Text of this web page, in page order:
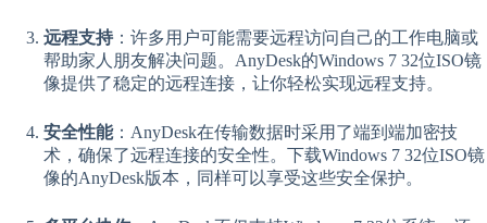
远程支持：许多用户可能需要远程访问自己的工作电脑或
帮助家人朋友解决问题。AnyDesk的Windows 7 32位ISO镜
像提供了稳定的远程连接，让你轻松实现远程支持。
安全性能：AnyDesk在传输数据时采用了端到端加密技
术，确保了远程连接的安全性。下载Windows 7 32位ISO镜
像的AnyDesk版本，同样可以享受这些安全保护。